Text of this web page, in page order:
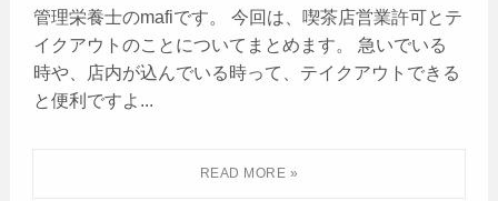
管理栄養士のmafiです。 今回は、喫茶店営業許可とテ
イクアウトのことについてまとめます。 急いでいる
時や、店内が込んでいる時って、テイクアウトできる
と便利ですよ...